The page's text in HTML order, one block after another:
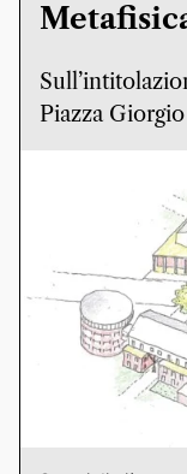
Piazza